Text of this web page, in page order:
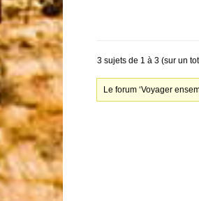
3 sujets de 1 à 3 (sur un
Le forum ‘Voyager